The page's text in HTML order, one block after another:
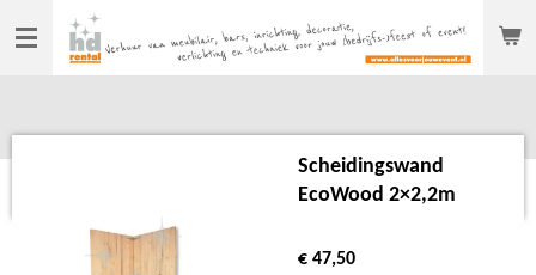
Ga
direct
hoofdinhoud
Scheidingswand
EcoWood 2×2,2m
€ 47,50